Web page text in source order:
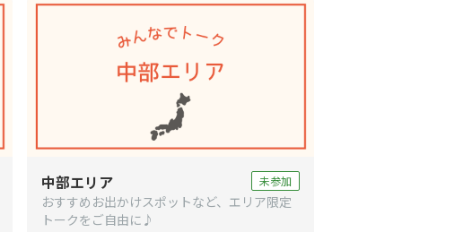
中部エリア 未参加
おすすめお出かけスポットなど、エリア限定
トークをご自由に♪